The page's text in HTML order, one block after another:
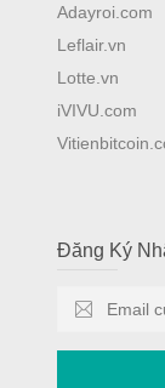
Adayroi.com
Leflair.vn
Lotte.vn
iVIVU.com
Đăng Ký